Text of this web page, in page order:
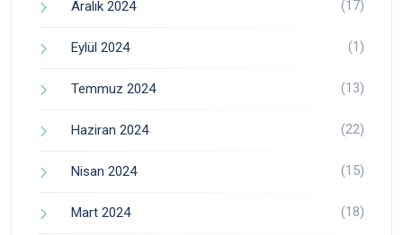
Aralık 2024 (17)
Eylül 2024 (1)
Temmuz 2024 (13)
Haziran 2024 (22)
Nisan 2024 (15)
Mart 2024 (18)